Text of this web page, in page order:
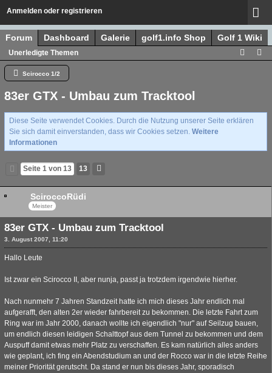
Anmelden oder registrieren
Forum Dashboard Galerie golf1.info Shop Golf 1 Wiki
Unerledigte Themen
Scirocco 1/2
83er GTX - Umbau zum Tracktool
Diese Seite verwendet Cookies. Durch die Nutzung unserer Seite erklären
Sie sich damit einverstanden, dass wir Cookies setzen. Weitere
Informationen
Seite 1 von 13 13
SciroccoRüdi
Meister
83er GTX - Umbau zum Tracktool
3. August 2007, 11:20
Hallo Leute
Ist zwar ein Scirocco II, aber nunja, passt ja trotzdem irgendwie hierher.
Nach nunmehr 7 Jahren Standzeit hatte ich mich dieses Jahr endlich mal
aufgerafft, den alten 2er wieder fahrbereit zu bekommen. Die letzte Fahrt zum
Ring war im Jahr 2000, danach wollte ich eigendlich "nur" auf Seilzug bauen,
um endlich diesen leidigen Schalttopf aus dem Tunnel zu bekommen und dem
Auspuff damit etwas mehr Platz zu verschaffen. Es kam natürlich alles anders
wie geplant, ich fing ein Abendstudium an und der Rocco war in die letzte Reihe
meiner Priorität gerutscht. Da stand er nun bis dieses Jahr, sporadisch